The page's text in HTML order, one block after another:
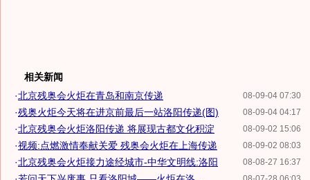
相关新闻
08-09-04 07:30
·北京残奥会火炬在青岛和南京传递
08-09-04 04:17
·残奥火炬今天将在进京前最后一站洛阳传递(图)
08-09-02 15:06
·北京残奥会火炬洛阳传递 将展现古都文化积淀
08-09-02 08:03
·视频:点燃激情奉献关爱 残奥会火炬在上海传递
08-08-27 16:37
·北京残奥会火炬接力途经城市-中华文明线:洛阳